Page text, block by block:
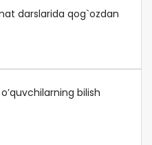
darslarida qog`ozdan
bilish